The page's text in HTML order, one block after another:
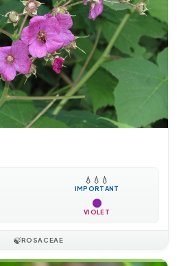
💧 💧 💧
IMPORTANT
VIOLET
🍃ROSACEAE